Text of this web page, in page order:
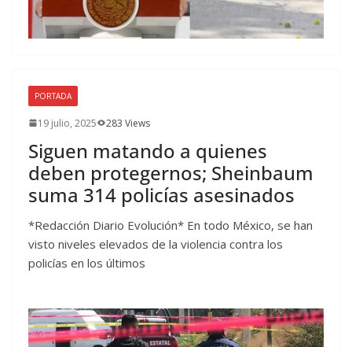
PORTADA
19 julio, 2025 283 Views
Siguen matando a quienes
deben protegernos; Sheinbaum
suma 314 policías asesinados
*Redacción Diario Evolución* En todo México, se han
visto niveles elevados de la violencia contra los
policías en los últimos